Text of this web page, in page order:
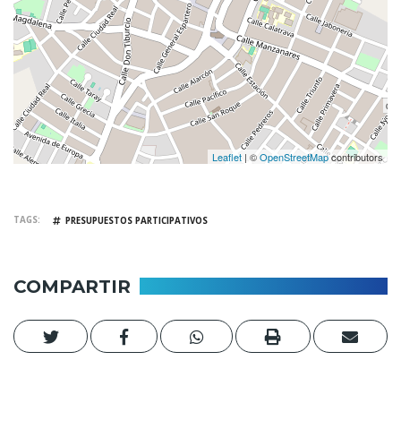
Leaflet | ©OpenStreetMapcontributors
TAGS PRESUPUESTOS PARTICIPATIVOS
COMPARTIR